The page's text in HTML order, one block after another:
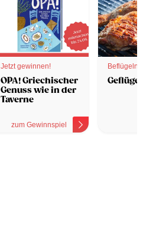
Jetzt gewinnen!
OPA! Griechischer
Genuss wie in der
Taverne
zum Gewinnspiel